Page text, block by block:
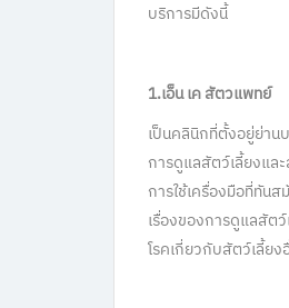
บริการมีดังนี้
1.เอ็น เค สัตวแพทย์
เป็นคลินิกที่ตั้งอยู่ย่าน
การดูแลสัตว์เลี้ยงแล
การใช้เครื่องมือที่ทัน
เรื่องของการดูแลสัต
โรคเกี่ยวกับสัตว์เลี้ย